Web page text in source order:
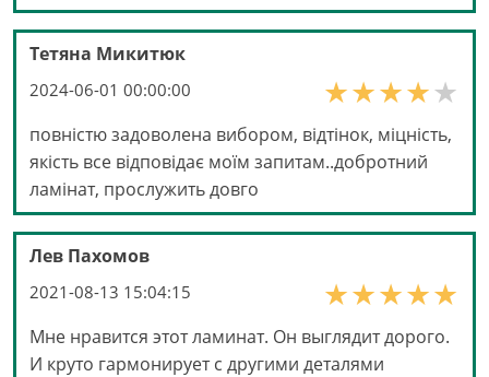
Тетяна Микитюк
2024-06-01 00:00:00
повністю задоволена вибором, відтінок, міцність,
якість все відповідає моїм запитам..добротний
ламінат, прослужить довго
Лев Пахомов
2021-08-13 15:04:15
Мне нравится этот ламинат. Он выглядит дорого.
И круто гармонирует с другими деталями